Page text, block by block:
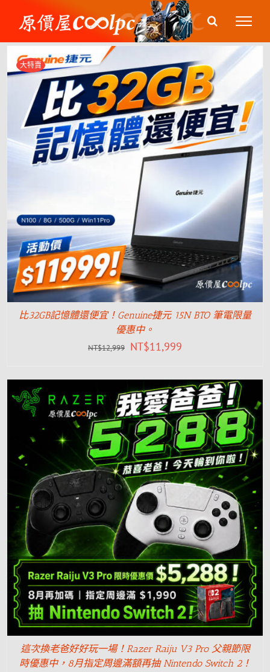
content
大特賣
比32GB記憶體還便宜！Genuine捷元 15N BTO 筆電限量
優惠中。
NT$12,999 NT$11,999
這次換老爸好好玩一場！Razer Raiju V3 Pro 父親節限
時優惠中，8月指定周邊滿額再抽 Nintendo Switch 2！